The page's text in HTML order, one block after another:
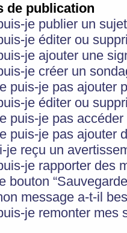
de publication
je publier un
je éditer ou
je ajouter une
je créer un
puis-je pas ajouter
je éditer ou
puis-je pas
puis-je pas ajouter
je reçu un
je rapporter des
bouton
message a-t-il
je remonter mes